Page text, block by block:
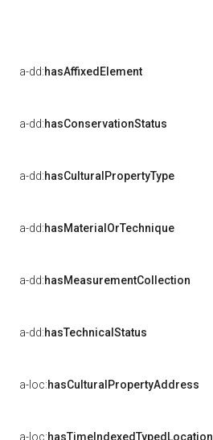
a-dd:hasAffixedElement
a-dd:hasConservationStatus
a-dd:hasCulturalPropertyType
a-dd:hasMaterialOrTechnique
a-dd:hasMeasurementCollection
a-dd:hasTechnicalStatus
a-loc:hasCulturalPropertyAddress
a-loc:hasTimeIndexedTypedLocation